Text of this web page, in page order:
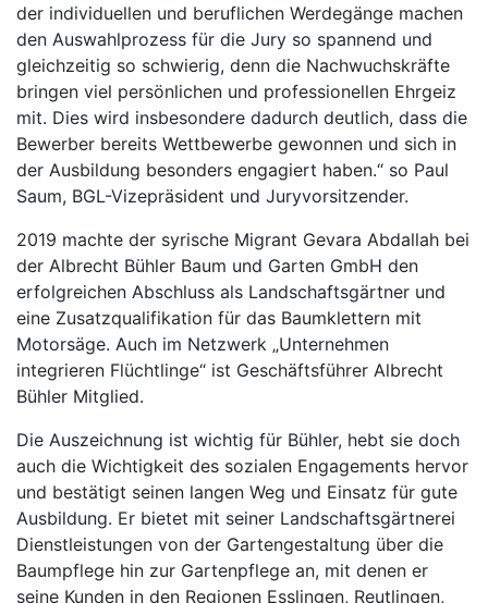
der individuellen und beruflichen Werdegänge machen
den Auswahlprozess für die Jury so spannend und
gleichzeitig so schwierig, denn die Nachwuchskräfte
bringen viel persönlichen und professionellen Ehrgeiz
mit. Dies wird insbesondere dadurch deutlich, dass die
Bewerber bereits Wettbewerbe gewonnen und sich in
der Ausbildung besonders engagiert haben.“ so Paul
Saum, BGL-Vizepräsident und Juryvorsitzender.
2019 machte der syrische Migrant Gevara Abdallah bei
der Albrecht Bühler Baum und Garten GmbH den
erfolgreichen Abschluss als Landschaftsgärtner und
eine Zusatzqualifikation für das Baumklettern mit
Motorsäge. Auch im Netzwerk „Unternehmen
integrieren Flüchtlinge“ ist Geschäftsführer Albrecht
Bühler Mitglied.
Die Auszeichnung ist wichtig für Bühler, hebt sie doch
auch die Wichtigkeit des sozialen Engagements hervor
und bestätigt seinen langen Weg und Einsatz für gute
Ausbildung. Er bietet mit seiner Landschaftsgärtnerei
Dienstleistungen von der Gartengestaltung über die
Baumpflege hin zur Gartenpflege an, mit denen er
seine Kunden in den Regionen Esslingen, Reutlingen,